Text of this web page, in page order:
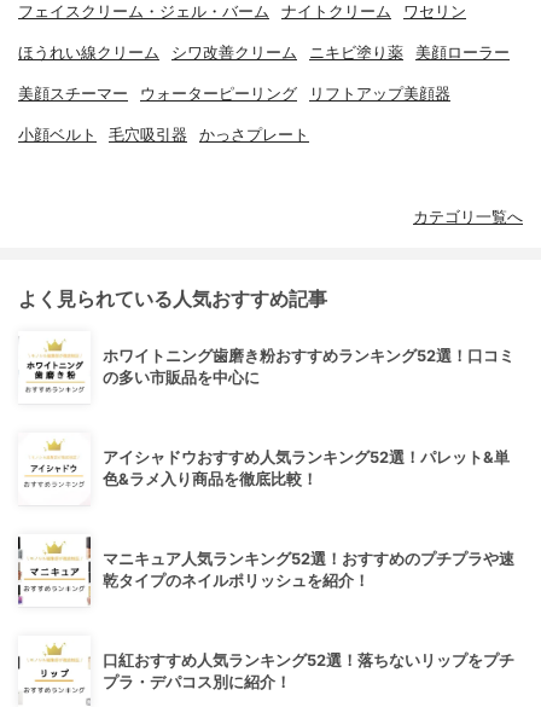
フェイスクリーム・ジェル・バーム ナイトクリーム ワセリン
ほうれい線クリーム シワ改善クリーム ニキビ塗り薬 美顔ローラー
美顔スチーマー ウォーターピーリング リフトアップ美顔器
小顔ベルト 毛穴吸引器 かっさプレート
カテゴリ一覧へ
よく見られている人気おすすめ記事
ホワイトニング歯磨き粉おすすめランキング52選！口コミ
の多い市販品を中心に
アイシャドウおすすめ人気ランキング52選！パレット&単
色&ラメ入り商品を徹底比較！
マニキュア人気ランキング52選！おすすめのプチプラや速
乾タイプのネイルポリッシュを紹介！
口紅おすすめ人気ランキング52選！落ちないリップをプチ
プラ・デパコス別に紹介！